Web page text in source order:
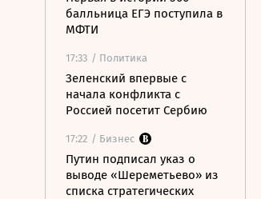
балльница ЕГЭ поступила в
МФТИ
17:33 / Политика
Зеленский впервые с
начала конфликта с
Россией посетит Сербию
17:22 / Бизнес
Путин подписал указ о
выводе «Шереметьево» из
списка стратегических